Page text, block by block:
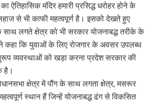
ऐतिहासिक मंदिर हमारी प्रसिद्ध धरोहर होने के
से भी काफी महत्वपूर्ण है। इसको देखते हुए
लगते क्षेत्र को भी सरकार योजनाबद्ध तरीके के
कहा कि युवाओं के लिए रोजगार के अवसर उपलब्ध
व्यवस्थाओं को खड़ा करना प्रदेश सरकार की
है।
क्षेत्र में पौंग के साथ लगता क्षेत्र, मसरूर
स्थान हैं जिन्हें योजनाबद्ध ढंग से विकसित